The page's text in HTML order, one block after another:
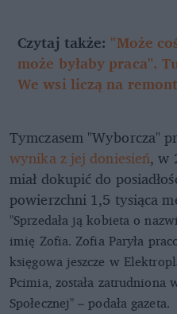
Czytaj także: "Może
może byłaby praca".
We wsi liczą na remont
Tymczasem "Wyborcza"
wynika z jej doniesień, w
miał dokupić do
powierzchni 1,5 tysiąca
"Sprzedała ją kobieta o
imię Zofia. Zofia Paryła
księgowa jeszcze w
Pcimia, została zatrudniona
Społecznej" – podała gazeta.